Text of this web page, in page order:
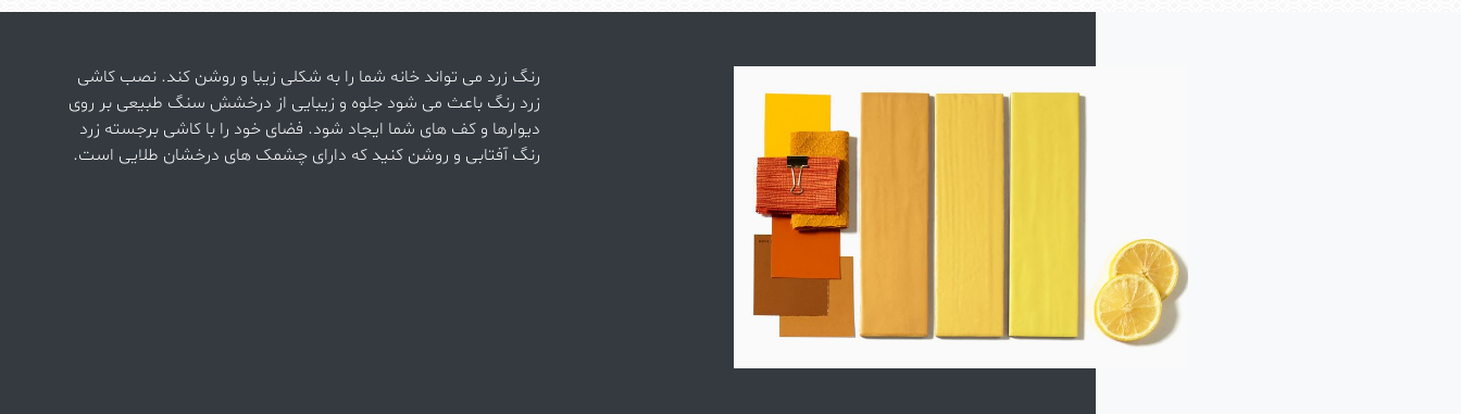
رنگ زرد می تواند خانه شما را به شکلی زیبا و روشن کند. نصب کاشی
زرد رنگ باعث می شود جلوه و زیبایی از درخشش سنگ طبیعی بر روی
دیوارها و کف های شما ایجاد شود. فضای خود را با کاشی برجسته زرد
رنگ آفتابی و روشن کنید که دارای چشمک های درخشان طلایی است.